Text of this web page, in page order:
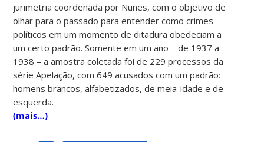
jurimetria coordenada por Nunes, com o objetivo de
olhar para o passado para entender como crimes
políticos em um momento de ditadura obedeciam a
um certo padrão. Somente em um ano – de 1937 a
1938 – a amostra coletada foi de 229 processos da
série Apelação, com 649 acusados com um padrão:
homens brancos, alfabetizados, de meia-idade e de
esquerda.
(mais…)